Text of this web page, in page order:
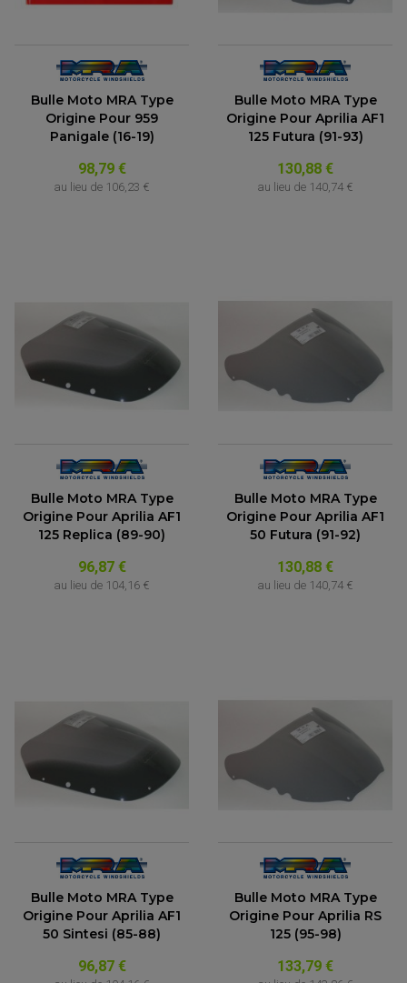
PARTIE CYCLE QUAD
AMORTISSEURS QUAD / SSV
BIELLETTES DE DIRECTION
CÂBLE ACCÉLÉRATEUR / EMBRAYAGE / STARTER
COLONNE DE DIRECTION QUAD
LEVIER DE FREIN ET D'EMBRAYAGE
ROTULE DE DIRECTION
Bulle Moto MRA Type
Origine Pour 959
Panigale (16-19)
98,79 €
au lieu de 106,23 €
Bulle Moto MRA Type
Origine Pour Aprilia AF1
125 Futura (91-93)
130,88 €
au lieu de 140,74 €
Bulle Moto MRA Type
Origine Pour Aprilia AF1
125 Replica (89-90)
96,87 €
au lieu de 104,16 €
Bulle Moto MRA Type
Origine Pour Aprilia AF1
50 Futura (91-92)
130,88 €
au lieu de 140,74 €
Bulle Moto MRA Type
Origine Pour Aprilia AF1
50 Sintesi (85-88)
96,87 €
Bulle Moto MRA Type
Origine Pour Aprilia RS
125 (95-98)
133,79 €